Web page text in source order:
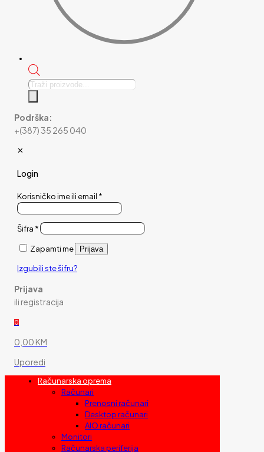
Products
Podrška:
+(387) 35 265 040
✕
Login
Korisničko ime ili email *
Šifra *
Zapamti me Prijava
Izgubili ste šifru?
Prijava
ili registracija
0
0,00 KM
Uporedi
Računarska oprema
Računari
Prenosni računari
Desktop računari
AIO računari
Monitori
Računarska periferija